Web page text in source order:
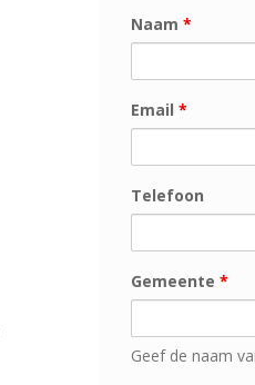
Naam *
Email *
Telefoon
Gemeente *
Geef de naam